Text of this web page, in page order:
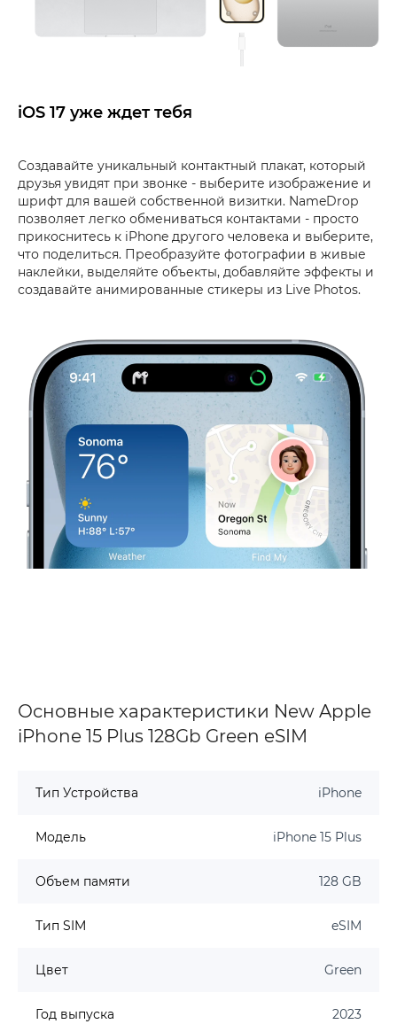
iOS 17 уже ждет тебя
Создавайте уникальный контактный плакат, который
друзья увидят при звонке - выберите изображение и
шрифт для вашей собственной визитки. NameDrop
позволяет легко обмениваться контактами - просто
прикоснитесь к iPhone другого человека и выберите,
что поделиться. Преобразуйте фотографии в живые
наклейки, выделяйте объекты, добавляйте эффекты и
создавайте анимированные стикеры из Live Photos.
Основные характеристики New Apple
iPhone 15 Plus 128Gb Green eSIM
Тип Устройства iPhone
Модель iPhone 15 Plus
Объем памяти 128 GB
Тип SIM eSIM
Цвет Green
Год выпуска 2023